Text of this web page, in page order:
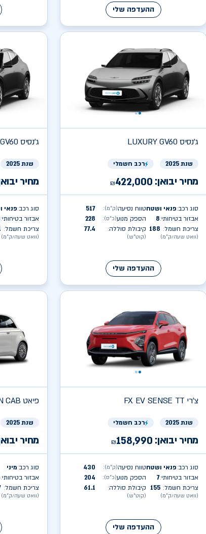
ההעדפה שלי
ג'נסיסLUXURY GV60
שנת 2025 רכב חשמלי
מחיר יבואן: ₪422,000
סוג רכב:פנאי ושטח
אבזור בטיחותי:
8
צריכת חשמל:
(וואט שעה/ק״מ)
188
טווח נסיעה(ק״מ):
517
הספק מנוע(כ״ס):
228
קיבולת סוללה:
(קוט״ש)
77.4
ההעדפה שלי
ג'נסיס
שנת 2025
מחיר
סוג רכב:פנאי
אבזור בטיחותי:
צריכת חשמל:
(וואט שעה/ק״מ)
צ'רי FX EV SENSE TT
שנת 2025 רכב חשמלי
מחיר יבואן: ₪158,990
סוג רכב:פנאי ושטח
אבזור בטיחותי:
7
צריכת חשמל:
(וואט שעה/ק״מ)
155
טווח נסיעה(ק״מ):
430
הספק מנוע(כ״ס):
204
קיבולת סוללה:
(קוט״ש)
61.1
ההעדפה שלי
פיאט CAB
שנת 2025
מחיר
סוג רכב:מיני
אבזור בטיחותי:
צריכת חשמל:
(וואט שעה/ק״מ)